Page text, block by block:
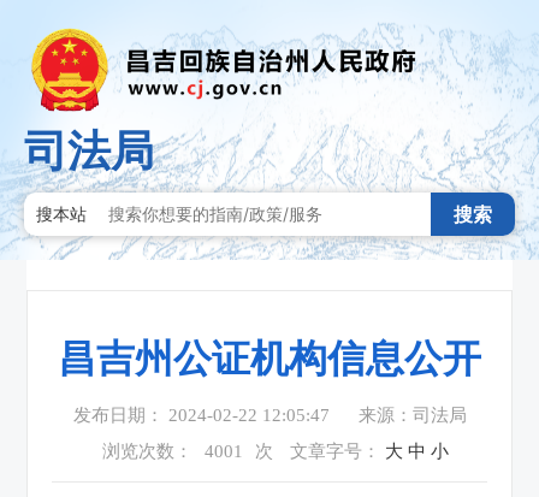
司法局
搜本站 搜索
昌吉州公证机构信息公开
发布日期： 2024-02-22 12:05:47
来源：司法局
浏览次数：
4001 次 文章字号： 大 中 小